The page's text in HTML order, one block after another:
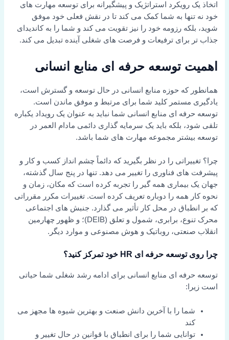
اتخاذ یک رویکرد استراتژیک و پیشگیرانه برای توسعه مهارت های
خود نه تنها به شما کمک می کند تا در نقش فعلی خود موفق
شوید، بلکه رزومه خود را نیز تقویت می کند و شما را به کاندیدای
جذاب تر برای ترفیعات و فرصت های شغلی آینده تبدیل می کند.
اهمیت توسعه حرفه ای منابع انسانی
همانطور که حوزه منابع انسانی در حال توسعه و گسترش است،
یادگیری مستمر کلید شما برای مرتبط و موفق ماندن است.
توسعه حرفه ای منابع انسانی شما نباید به عنوان یک رویداد یکباره
تلقی شود، بلکه باید یک سرمایه گذاری دائمی مادام العمر در
توسعه بیشتر مجموعه مهارت های شما باشد.
چرا؟ تغییراتی را در نظر بگیرید که دائماً چشم انداز کسب و کار و
پیشرفت های فناوری را تغییر می دهد. تنها در پنج سال گذشته،
جهان یک بیماری همه گیر را تجربه کرده است که مکان، زمان و
نحوه کار همه را دوباره تعریف کرده است. تغییرات مکرر مقرراتی
که بر انطباق در محل کار تأثیر می گذارد. جنبش های اجتماعی
محرک تنوع، برابری، شمول و تعلق (DEIB)؛ و ظهور چهارمین
انقلاب صنعتی، روباتیک و هوش مصنوعی و موارد دیگر.
چرا روی توسعه حرفه ای HR خود تمرکز کنید؟
توسعه حرفه ای منابع انسانی برای ادامه رشد شغلی شما حیاتی
است زیرا:
شما را با آخرین دانش صنعت و بهترین شیوه ها مجهز می
کند
توانایی شما را برای انطباق با قوانین در حال تغییر و